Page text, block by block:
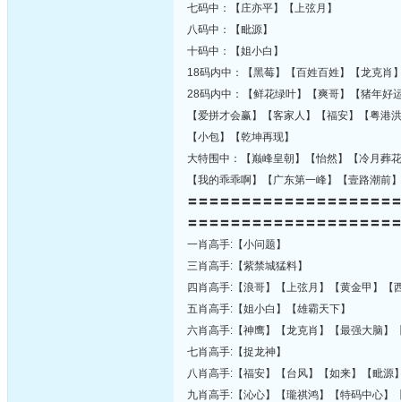
七码中：【庄亦平】【上弦月】
八码中：【毗源】
十码中：【姐小白】
18码内中：【黑莓】【百姓百姓】【龙克肖
28码内中：【鲜花绿叶】【爽哥】【猪年好
【爱拼才会赢】【客家人】【福安】【粤
【小包】【乾坤再现】
大特围中：【巅峰皇朝】【怡然】【冷月葬
【我的乖乖啊】【广东第一峰】【壹路潮
〓〓〓〓〓〓〓〓〓〓〓〓〓〓〓〓〓〓〓
〓〓〓〓〓〓〓〓〓〓〓〓〓〓〓〓〓〓〓
一肖高手:【小问题】
三肖高手:【紫禁城猛料】
四肖高手:【浪哥】【上弦月】【黄金甲】【
五肖高手:【姐小白】【雄霸天下】
六肖高手:【神鹰】【龙克肖】【最强大脑】
七肖高手:【捉龙神】
八肖高手:【福安】【台风】【如来】【毗源
九肖高手:【沁心】【瓏祺鸿】【特码中心